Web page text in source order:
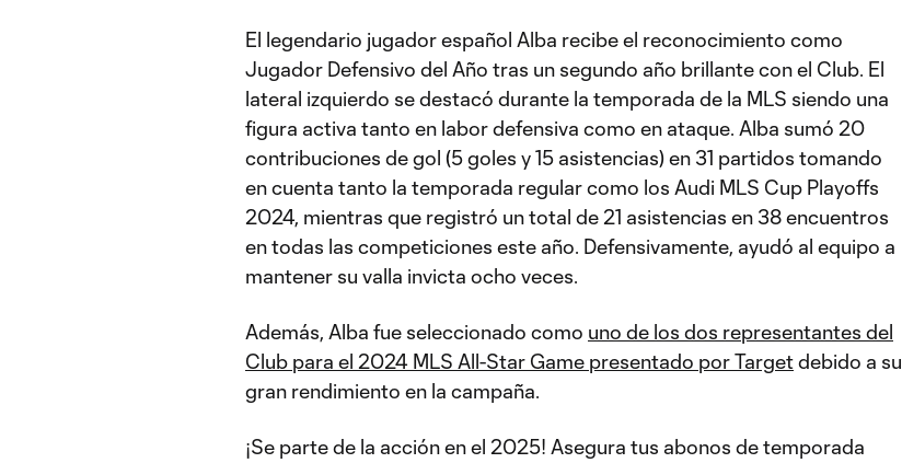
El legendario jugador español Alba recibe el reconocimiento como
Jugador Defensivo del Año tras un segundo año brillante con el Club. El
lateral izquierdo se destacó durante la temporada de la MLS siendo una
figura activa tanto en labor defensiva como en ataque. Alba sumó 20
contribuciones de gol (5 goles y 15 asistencias) en 31 partidos tomando
en cuenta tanto la temporada regular como los Audi MLS Cup Playoffs
2024, mientras que registró un total de 21 asistencias en 38 encuentros
en todas las competiciones este año. Defensivamente, ayudó al equipo a
mantener su valla invicta ocho veces.
Además, Alba fue seleccionado como uno de los dos representantes del
Club para el 2024 MLS All-Star Game presentado por Targetdebido a su
gran rendimiento en la campaña.
¡Se parte de la acción en el 2025! Asegura tus abonos de temporada